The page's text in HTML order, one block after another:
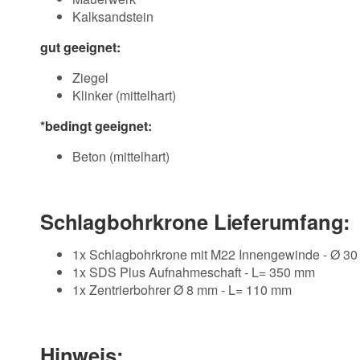
Kalksandstein
gut geeignet:
Ziegel
Klinker (mittelhart)
*bedingt geeignet:
Beton (mittelhart)
Schlagbohrkrone Lieferumfang:
1x Schlagbohrkrone mit M22 Innengewinde - Ø
1x SDS Plus Aufnahmeschaft - L= 350 mm
1x Zentrierbohrer Ø 8 mm - L= 110 mm